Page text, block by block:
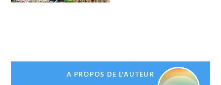
A PROPOS DE L'AUTEUR